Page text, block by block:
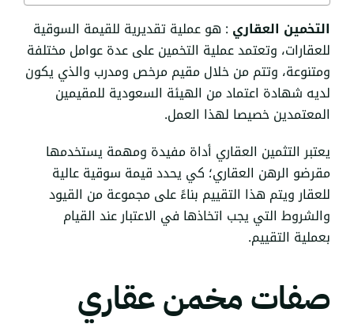
التخمين العقاري : هو عملية تقديرية للقيمة السوقية
للعقارات، وتعتمد عملية التخمين على عدة عوامل مختلفة
ومتنوعة، وتتم من خلال مقيم مرخص ومدرب والذي يكون
لديه شهادة اعتماد من الهيئة السعودية للمقيمين
المعتمدين خصيصا لهذا العمل.
يعتبر التثمين العقاري أداة مفيدة ومهمة يستخدمها
مقرضو الرهن العقاري؛ كي يحدد قيمة سوقية عالية
للعقار ويتم هذا التقييم بناءً على مجموعة من القيود
والشروط التي يجب اتخاذها في الاعتبار عند القيام
بعملية التقييم.
صفات مخمن عقاري